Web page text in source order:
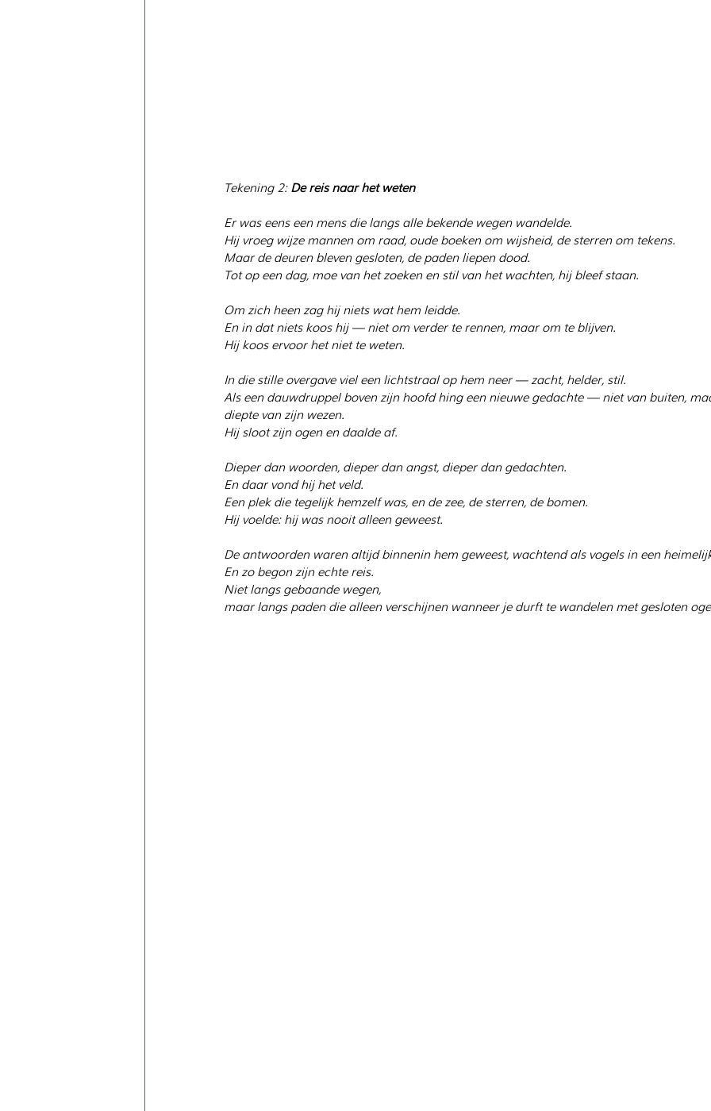
Tekening 2: De reis naar het weten
Er was eens een mens die langs alle bekende wegen wandelde.
Hij vroeg wijze mannen om raad, oude boeken om wijsheid, de sterren om tekens.
Maar de deuren bleven gesloten, de paden liepen dood.
Tot op een dag, moe van het zoeken en stil van het wachten, hij bleef staan.
Om zich heen zag hij niets wat hem leidde.
En in dat niets koos hij — niet om verder te rennen, maar om te blijven.
Hij koos ervoor het niet te weten.
In die stille overgave viel een lichtstraal op hem neer — zacht, helder, stil.
Als een dauwdruppel boven zijn hoofd hing een nieuwe gedachte — niet van buiten,
diepte van zijn wezen.
Hij sloot zijn ogen en daalde af.
Dieper dan woorden, dieper dan angst, dieper dan gedachten.
En daar vond hij het veld.
Een plek die tegelijk hemzelf was, en de zee, de sterren, de bomen.
Hij voelde: hij was nooit alleen geweest.
De antwoorden waren altijd binnenin hem geweest, wachtend als vogels in een
En zo begon zijn echte reis.
Niet langs gebaande wegen,
maar langs paden die alleen verschijnen wanneer je durft te wandelen met gesloten